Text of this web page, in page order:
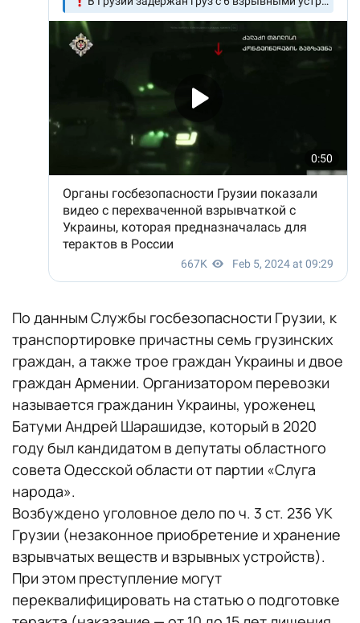
По данным Службы госбезопасности Грузии, к
транспортировке причастны семь грузинских
граждан, а также трое граждан Украины и двое
граждан Армении. Организатором перевозки
называется гражданин Украины, уроженец
Батуми Андрей Шарашидзе, который в 2020
году был кандидатом в депутаты областного
совета Одесской области от партии «Слуга
народа».
Возбуждено уголовное дело по ч. 3 ст. 236 УК
Грузии (незаконное приобретение и хранение
взрывчатых веществ и взрывных устройств).
При этом преступление могут
переквалифицировать на статью о подготовке